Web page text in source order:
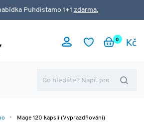
Puhdistamo 1+1 zdarma.
0
Mage 120 kapslí (Vyprazdňování)